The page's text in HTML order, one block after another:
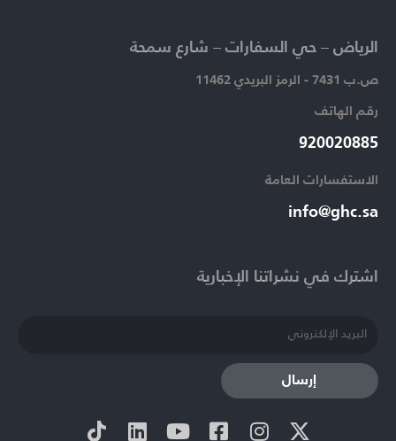
اشترك في نشراتنا الإخبارية​
إرسال
الرياض – حي السفارات – شارع سمحة​
ص.ب 7431 - الرمز البريدي 11462
رقم الهاتف​
920020885​
الاستفسارات العامة ​
info@ghc.sa​